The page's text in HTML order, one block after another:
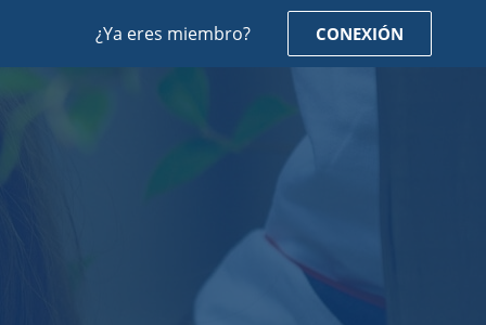
¿Ya eres miembro? CONEXIÓN